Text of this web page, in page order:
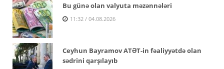
Bu günə olan valyuta məzənnələri
11:32 / 04.08.2026
Ceyhun Bayramov ATƏT-in fəaliyyətdə olan
sədrini qarşılayıb